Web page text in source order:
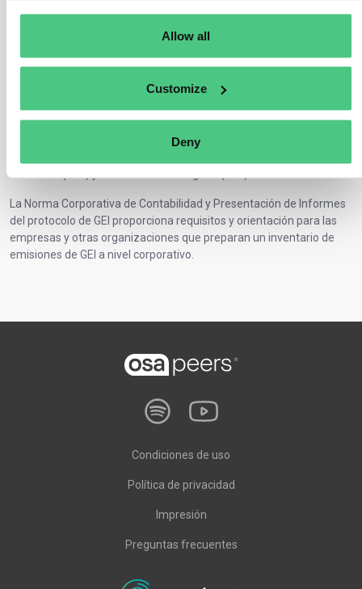
Allow all
Customize
Deny
parte a la amplia divulgación y consulta de las partes interesadas
el Consejo Empresarial Mundial para el Desarrollo
La norma abarca la contabilización y notificación de siete gases de
efecto invernadero contemplados en el Protocolo de Kioto:
Dióxido de carbono (CO2), metano (CH4), óxido nitroso (N2O),
La Norma Corporativa de Contabilidad y Presentación de Informes
del protocolo de GEI proporciona requisitos y orientación para las
empresas y otras organizaciones que preparan un inventario de
emisiones de GEI a nivel corporativo.
Condiciones de uso
Política de privacidad
Impresión
Preguntas frecuentes